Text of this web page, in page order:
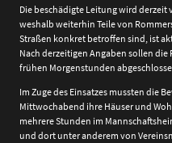
Die beschädigte Leitung wird
weshalb weiterhin Teile von
Straßen konkret betroffen sind, ist
Nach derzeitigen Angaben sollen
frühen Morgenstunden
Im Zuge des Einsatzes mussten die
Mittwochabend ihre Häuser und
mehrere Stunden im
und dort unter anderem von